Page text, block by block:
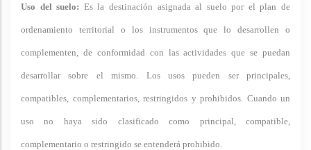
Uso del suelo: Es la destinación asignada al suelo por el plan de
ordenamiento territorial o los instrumentos que lo desarrollen o
complementen, de conformidad con las actividades que se puedan
desarrollar sobre el mismo. Los usos pueden ser principales,
compatibles, complementarios, restringidos y prohibidos. Cuando un
uso no haya sido clasificado como principal, compatible,
complementario o restringido se entenderá prohibido.